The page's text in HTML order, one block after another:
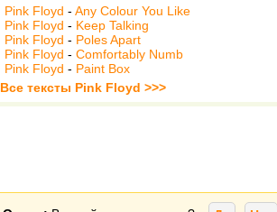
Pink Floyd - Any Colour You Like
Pink Floyd - Keep Talking
Pink Floyd - Poles Apart
Pink Floyd - Comfortably Numb
Pink Floyd - Paint Box
Все тексты Pink Floyd >>>